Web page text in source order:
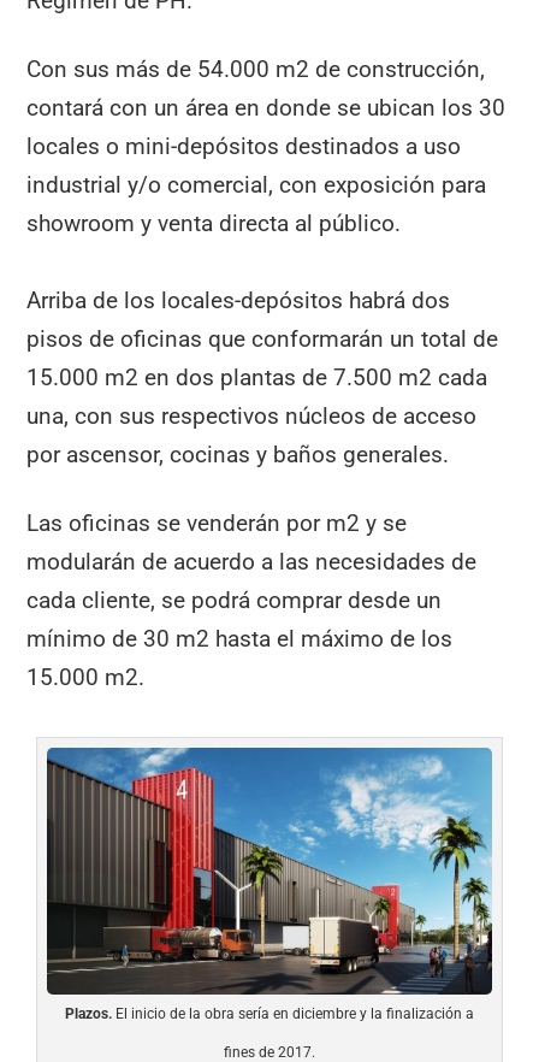
Con sus más de 54.000 m2 de construcción,
contará con un área en donde se ubican los 30
locales o mini-depósitos destinados a uso
industrial y/o comercial, con exposición para
showroom y venta directa al público.
Arriba de los locales-depósitos habrá dos
pisos de oficinas que conformarán un total de
15.000 m2 en dos plantas de 7.500 m2 cada
una, con sus respectivos núcleos de acceso
por ascensor, cocinas y baños generales.
Las oficinas se venderán por m2 y se
modularán de acuerdo a las necesidades de
cada cliente, se podrá comprar desde un
mínimo de 30 m2 hasta el máximo de los
15.000 m2.
Plazos.El inicio de la obra sería en diciembre y la finalización a
fines de 2017.